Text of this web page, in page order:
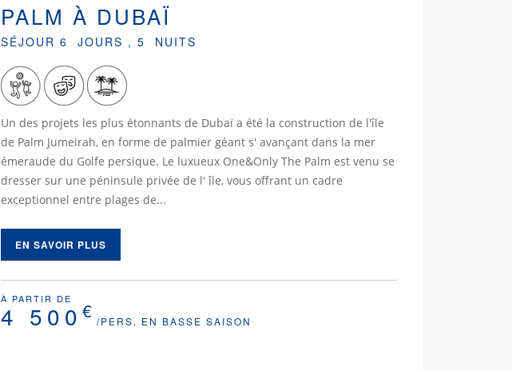
PALM À DUBAÏ
SÉJOUR 6 JOURS , 5 NUITS
Un des projets les plus étonnants de Dubaï a été la construction de l'île
de Palm Jumeirah, en forme de palmier géant s' avançant dans la mer
émeraude du Golfe persique. Le luxueux One&Only The Palm est venu se
dresser sur une péninsule privée de l' île, vous offrant un cadre
exceptionnel entre plages de...
EN SAVOIR PLUS
À PARTIR DE
4 500 € /PERS. EN BASSE SAISON